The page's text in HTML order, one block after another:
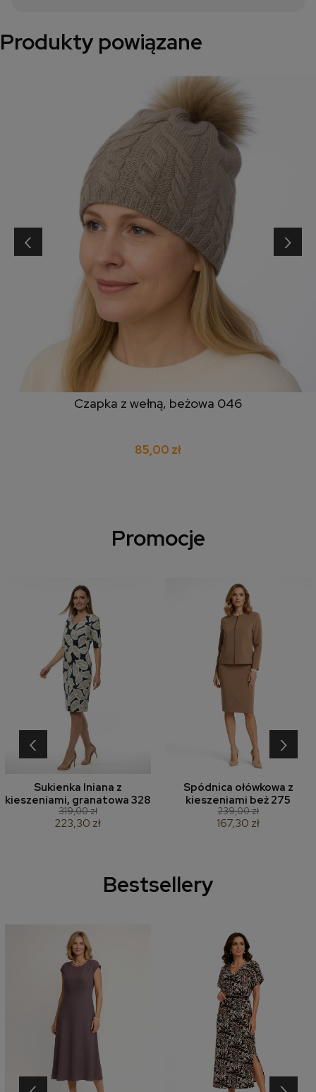
Produkty powiązane
Czapka z wełną, beżowa 046
85,00 zł
‹ ›
Promocje
Sukienka lniana z
kieszeniami, granatowa 328
319,00 zł
223,30 zł
Spódnica ołówkowa z
kieszeniami beż 275
239,00 zł
167,30 zł
‹ ›
Bestsellery